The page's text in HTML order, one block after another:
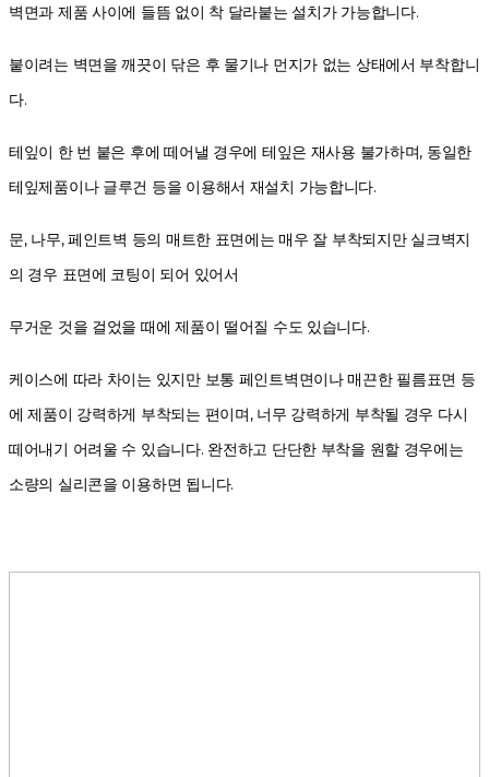
벽면과 제품 사이에 들뜸 없이 착 달라붙는 설치가 가능합니다.
붙이려는 벽면을 깨끗이 닦은 후 물기나 먼지가 없는 상태에서 부착합니
다.
테잎이 한 번 붙은 후에 떼어낼 경우에 테잎은 재사용 불가하며, 동일한
테잎제품이나 글루건 등을 이용해서 재설치 가능합니다.
문, 나무, 페인트벽 등의 매트한 표면에는 매우 잘 부착되지만 실크벽지
의 경우 표면에 코팅이 되어 있어서
무거운 것을 걸었을 때에 제품이 떨어질 수도 있습니다.
케이스에 따라 차이는 있지만 보통 페인트벽면이나 매끈한 필름표면 등
에 제품이 강력하게 부착되는 편이며, 너무 강력하게 부착될 경우 다시
떼어내기 어려울 수 있습니다. 완전하고 단단한 부착을 원할 경우에는
소량의 실리콘을 이용하면 됩니다.